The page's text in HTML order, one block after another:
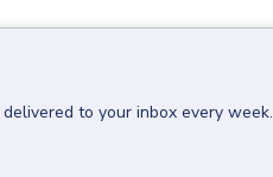
delivered to your inbox every week.